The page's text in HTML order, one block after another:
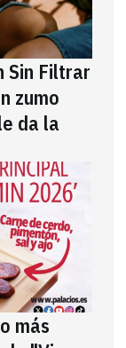
Sin Filtrar
zumo
da la
más